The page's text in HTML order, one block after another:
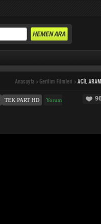
Anasayfa > Gerilim Filmleri > ACIL
TEK PART HD Yorum